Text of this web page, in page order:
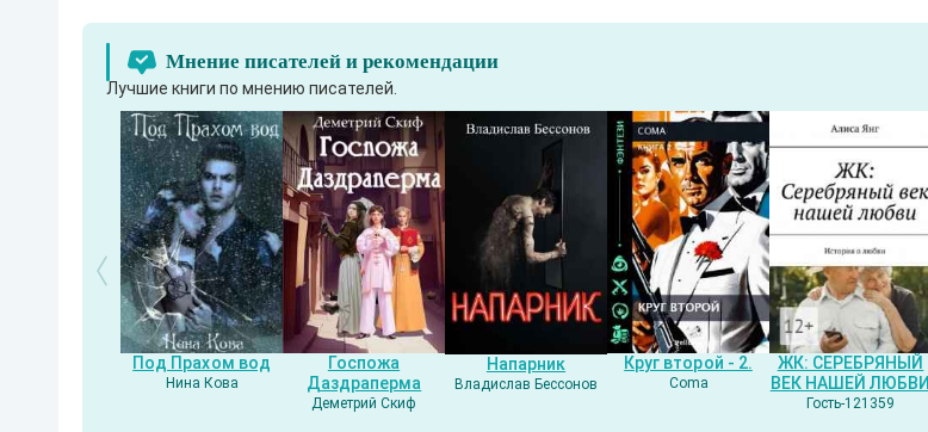
с
а
м
е
н
е
в
.
В
ж
а
н
р
е
а
н
т
и
у
т
Мнение писателей и рекомендации
Лучшие книги по мнению писателей.
Под Прахом вод
Нина Кова
Госпожа
Даздраперма
Деметрий Скиф
Напарник
Владислав Бессонов
Круг второй - 2.
Coma
ЖК: СЕРЕБРЯНЫЙ
ВЕК НАШЕЙ ЛЮБВИ
Гость-121359